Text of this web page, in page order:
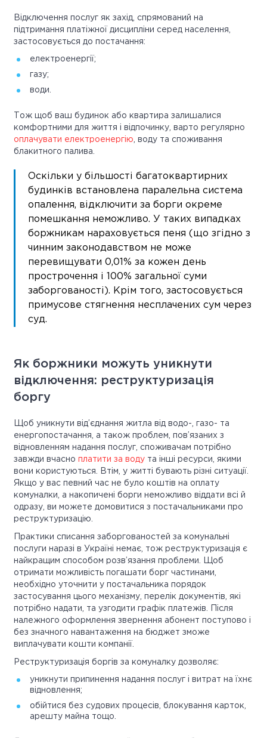
Відключення послуг як захід, спрямований на
підтримання платіжної дисципліни серед населення,
застосовується до постачання:
електроенергії;
газу;
води.
Тож щоб ваш будинок або квартира залишалися
комфортними для життя і відпочинку, варто регулярно
оплачувати електроенергію , воду та споживання
блакитного палива.
Оскільки у більшості багатоквартирних
будинків встановлена паралельна система
опалення, відключити за борги окреме
помешкання неможливо. У таких випадках
боржникам нараховується пеня (що згідно з
чинним законодавством не може
перевищувати 0,01% за кожен день
прострочення і 100% загальної суми
заборгованості). Крім того, застосовується
примусове стягнення несплачених сум через
суд.
Як боржники можуть уникнути
відключення: реструктуризація
боргу
Щоб уникнути від’єднання житла від водо-, газо- та
енергопостачання, а також проблем, пов’язаних з
відновленням надання послуг, споживачам потрібно
завжди вчасно платити за воду та інші ресурси, якими
вони користуються. Втім, у житті бувають різні ситуації.
Якщо у вас певний час не було коштів на оплату
комуналки, а накопичені борги неможливо віддати всі й
одразу, ви можете домовитися з постачальниками про
реструктуризацію.
Практики списання заборгованостей за комунальні
послуги наразі в Україні немає, тож реструктуризація є
найкращим способом розв’язання проблеми. Щоб
отримати можливість погашати борг частинами,
необхідно уточнити у постачальника порядок
застосування цього механізму, перелік документів, які
потрібно надати, та узгодити графік платежів. Після
належного оформлення звернення абонент поступово і
без значного навантаження на бюджет зможе
виплачувати кошти компанії.
Реструктуризація боргів за комуналку дозволяє:
уникнути припинення надання послуг і витрат на їхнє
відновлення;
обійтися без судових процесів, блокування карток,
арешту майна тощо.